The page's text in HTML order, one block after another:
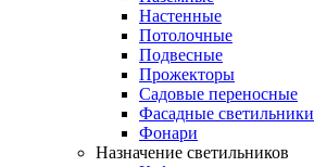
Настенные
Потолочные
Подвесные
Прожекторы
Садовые переносные
Фасадные светильники
Фонари
Назначение светильников